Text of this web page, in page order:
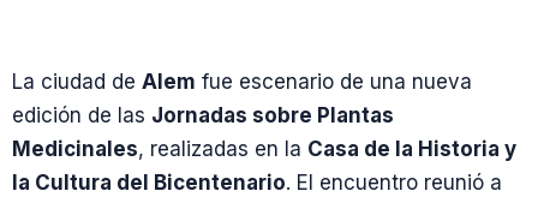
La ciudad de Alem fue escenario de una nueva
edición de las Jornadas sobre Plantas
Medicinales, realizadas en la Casa de la Historia y
la Cultura del Bicentenario. El encuentro reunió a